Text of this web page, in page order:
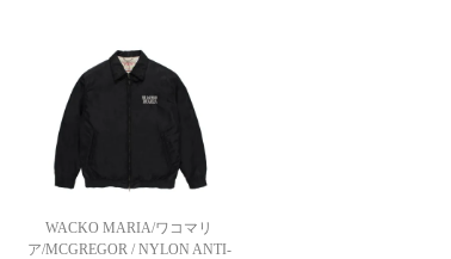
WACKO MARIA/ワコマリ
ア/MCGREGOR / NYLON ANTI-